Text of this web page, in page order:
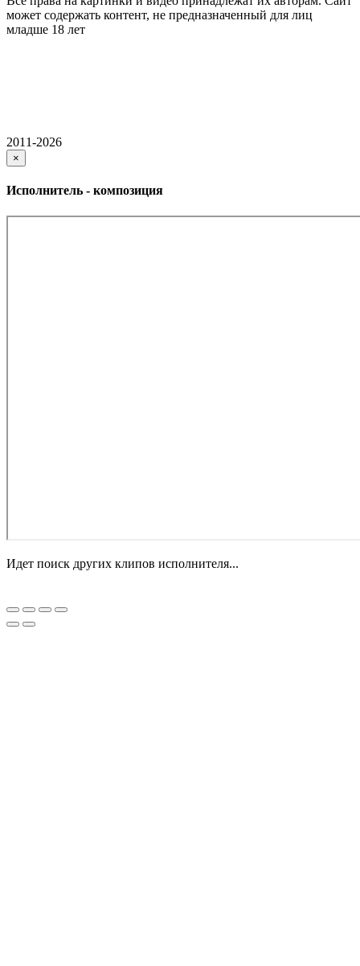
может содержать контент, не предназначенный для лиц
младше 18 лет
2011-2026
×
Исполнитель - композиция
Идет поиск других клипов исполнителя...